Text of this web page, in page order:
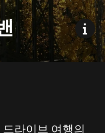
라이브 여행의